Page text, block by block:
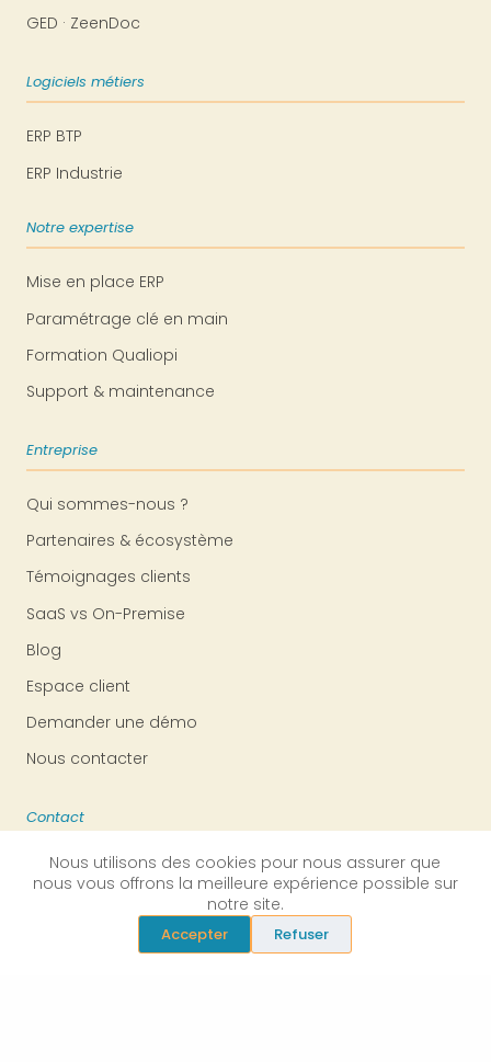
Nous utilisons des cookies pour nous assurer que
nous vous offrons la meilleure expérience possible sur
notre site.
Accepter Refuser
GED · ZeenDoc
Logiciels métiers
ERP BTP
ERP Industrie
Notre expertise
Mise en place ERP
Paramétrage clé en main
Formation Qualiopi
Support & maintenance
Entreprise
Qui sommes-nous ?
Partenaires & écosystème
Témoignages clients
SaaS vs On-Premise
Blog
Espace client
Demander une démo
Nous contacter
Contact
📞 03.20.54.89.42
✉ contact@why.eu